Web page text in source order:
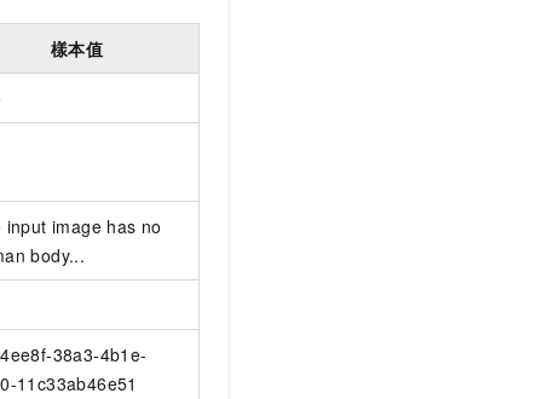
樣本值
input image has no
body...
38a3-4b1e-
11c33ab46e51